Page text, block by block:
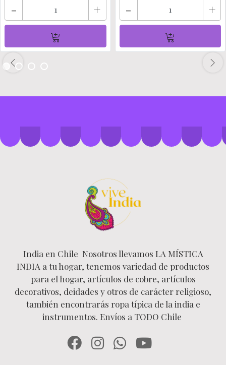
- + - +
India en Chile Nosotros llevamos LA MÍSTICA
INDIA a tu hogar, tenemos variedad de productos
para el hogar, artículos de cobre, artículos
decorativos, deidades y otros de carácter religioso,
también encontrarás ropa típica de la india e
instrumentos. Envíos a TODO Chile